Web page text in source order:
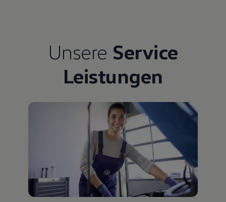
Unsere Service
Leistungen